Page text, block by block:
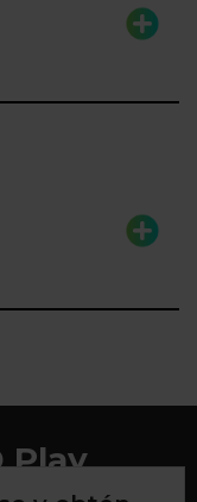
Play